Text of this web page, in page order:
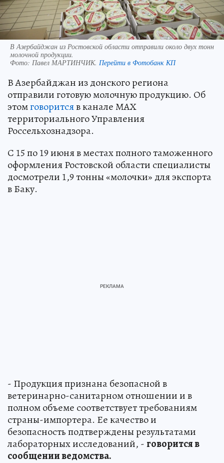
В Азербайджан из Ростовской области отправили около двух тонн
молочной продукции.
Фото: Павел МАРТИНЧИК. Перейти в Фотобанк КП
В Азербайджан из донского региона
отправили готовую молочную продукцию. Об
этомговоритсяв канале МАХ
территориального Управления
Россельхознадзора.
С 15 по 19 июня в местах полного таможенного
оформления Ростовской области специалисты
досмотрели 1,9 тонны «молочки» для экспорта
в Баку.
- Продукция признана безопасной в
ветеринарно-санитарном отношении и в
полном объеме соответствует требованиям
страны-импортера. Ее качество и
безопасность подтверждены результатами
лабораторных исследований, -говорится в
сообщении ведомства.